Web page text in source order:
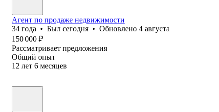
Агент по продаже недвижимости
34 года • Был сегодня • Обновлено 4 августа
150 000 ₽
Рассматривает предложения
Общий опыт
12 лет 6 месяцев